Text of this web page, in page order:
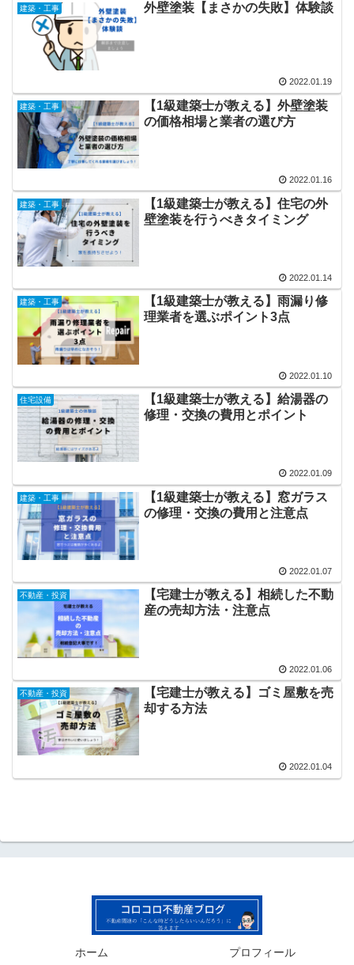
建築・工事 外壁塗装【まさかの失敗】体験談
2022.01.19
建築・工事
【1級建築士が教える】外壁塗装
の価格相場と業者の選び方
2022.01.16
建築・工事
【1級建築士が教える】住宅の外
壁塗装を行うべきタイミング
2022.01.14
建築・工事
【1級建築士が教える】雨漏り修
理業者を選ぶポイント3点
2022.01.10
住宅設備
【1級建築士が教える】給湯器の
修理・交換の費用とポイント
2022.01.09
建築・工事
【1級建築士が教える】窓ガラス
の修理・交換の費用と注意点
2022.01.07
不動産・投資
【宅建士が教える】相続した不動
産の売却方法・注意点
2022.01.06
不動産・投資
【宅建士が教える】ゴミ屋敷を売
却する方法
2022.01.04
ホーム プロフィール